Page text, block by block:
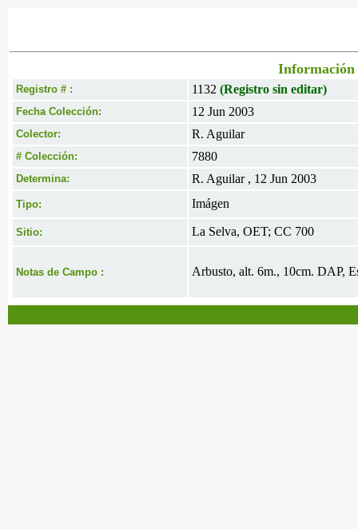
Información
Registro # : 1132 (Registro sin editar)
Fecha Colección: 12 Jun 2003
Colector: R. Aguilar
# Colección: 7880
Determina: R. Aguilar , 12 Jun 2003
Tipo: Imágen
Sitio: La Selva, OET; CC 700
Notas de Campo : Arbusto, alt. 6m., 10cm. DAP,